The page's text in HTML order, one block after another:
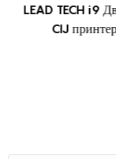
LEAD TECH i9
CIJ